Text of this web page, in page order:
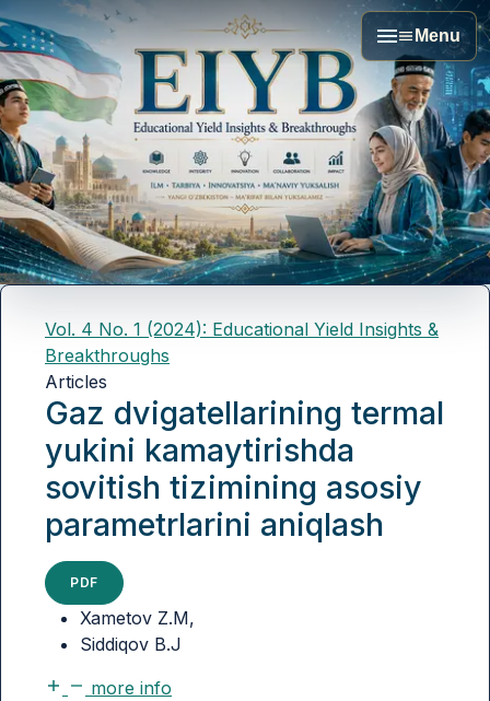
Menu
Vol. 4 No. 1 (2024): Educational Yield Insights &
Breakthroughs
Articles
Gaz dvigatellarining termal
yukini kamaytirishda
sovitish tizimining asosiy
parametrlarini aniqlash
PDF
Xametov Z.M,
Siddiqov B.J
more info